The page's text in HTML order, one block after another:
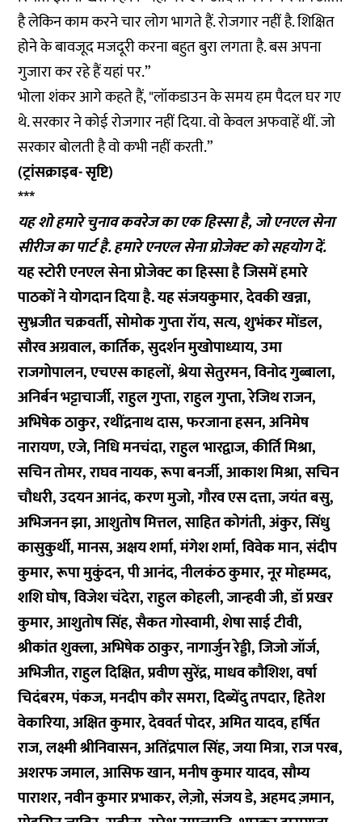
है लेकिन काम करने चार लोग भागते हैं. रोजगार नहीं है. शिक्षित
होने के बावजूद मजदूरी करना बहुत बुरा लगता है. बस अपना
गुजारा कर रहे हैं यहां पर.”
भोला शंकर आगे कहते हैं, "लॉकडाउन के समय हम पैदल घर गए
थे. सरकार ने कोई रोजगार नहीं दिया. वो केवल अफवाहें थीं. जो
सरकार बोलती है वो कभी नहीं करती.”
(ट्रांसक्राइब- सृष्टि)
***
यह शो हमारे चुनाव कवरेज का एक हिस्सा है, जो एनएल सेना
सीरीज का पार्ट है. हमारे एनएल सेना प्रोजेक्ट कोसहयोगदें.
यह स्टोरी एनएल सेना प्रोजेक्ट का हिस्सा है जिसमें हमारे
पाठकों ने योगदान दिया है. यह संजयकुमार, देवकी खन्ना,
सुभ्रजीत चक्रवर्ती, सोमोक गुप्ता रॉय, सत्य, शुभंकर मोंडल,
सौरव अग्रवाल, कार्तिक, सुदर्शन मुखोपाध्याय, उमा
राजगोपालन, एचएस काहलों, श्रेया सेतुरमन, विनोद गुब्बाला,
अनिर्बन भट्टाचार्जी, राहुल गुप्ता, राहुल गुप्ता, रेजिथ राजन,
अभिषेक ठाकुर, रथींद्रनाथ दास, फरजाना हसन, अनिमेष
नारायण, एजे, निधि मनचंदा, राहुल भारद्वाज, कीर्ति मिश्रा,
सचिन तोमर, राघव नायक, रूपा बनर्जी, आकाश मिश्रा, सचिन
चौधरी, उदयन आनंद, करण मुजो, गौरव एस दत्ता, जयंत बसु,
अभिजनन झा, आशुतोष मित्तल, साहित कोगंती, अंकुर, सिंधु
कासुकुर्थी, मानस, अक्षय शर्मा, मंगेश शर्मा, विवेक मान, संदीप
कुमार, रूपा मुकुंदन, पी आनंद, नीलकंठ कुमार, नूर मोहम्मद,
शशि घोष, विजेश चंदेरा, राहुल कोहली, जान्हवी जी, डॉ प्रखर
कुमार, आशुतोष सिंह, सैकत गोस्वामी, शेषा साई टीवी,
श्रीकांत शुक्ला, अभिषेक ठाकुर, नागार्जुन रेड्डी, जिजो जॉर्ज,
अभिजीत, राहुल दिक्षित, प्रवीण सुरेंद्र, माधव कौशिश, वर्षा
चिदंबरम, पंकज, मनदीप कौर समरा, दिब्येंदु तपदार, हितेश
वेकारिया, अक्षित कुमार, देववर्त पोदर, अमित यादव, हर्षित
राज, लक्ष्मी श्रीनिवासन, अतिंद्रपाल सिंह, जया मित्रा, राज परब,
अशरफ जमाल, आसिफ खान, मनीष कुमार यादव, सौम्य
पाराशर, नवीन कुमार प्रभाकर, लेज़ो, संजय डे, अहमद ज़मान,